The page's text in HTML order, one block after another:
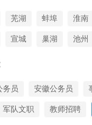
芜湖 蚌埠 淮南
宣城 巢湖 池州
务员 安徽公务员
军队文职 教师招聘